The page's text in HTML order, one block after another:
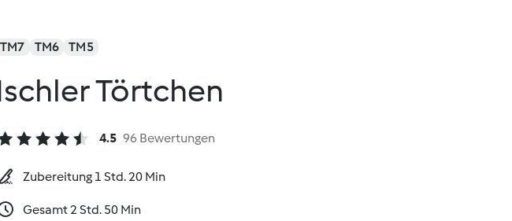
TM7 TM6 TM5
Törtchen
4.5 96 Bewertungen
Zubereitung 1 Std. 20 Min
Gesamt 2 Std. 50 Min